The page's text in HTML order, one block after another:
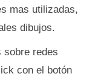
mas utilizadas,
dibujos.
sobre redes
con el botón